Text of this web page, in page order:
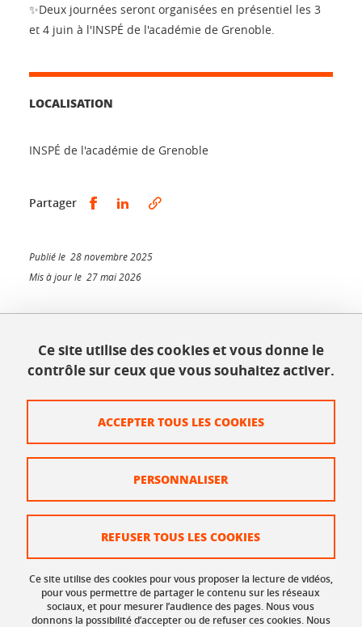
✨Deux journées seront organisées en présentiel les 3
et 4 juin à l'INSPÉ de l'académie de Grenoble.
LOCALISATION
INSPÉ de l'académie de Grenoble
Partager Partager sur Facebook
Partager sur LinkedIn
Publié le 28 novembre 2025
Mis à jour le 27 mai 2026
INSPÉ - Bâtiment Bergès
1025, rue de la piscine
Tél. : 04 56 52 07 00
Plan du site
Données personnelles
Organisation et contacts
Gestion des cookies
Ce site utilise des cookies et vous donne le
contrôle sur ceux que vous souhaitez activer.
Ce site utilise des cookies pour vous proposer la lecture de vidéos,
pour vous permettre de partager le contenu sur les réseaux
sociaux, et pour mesurer l’audience des pages. Nous vous
donnons la possibilité d’accepter ou de refuser ces cookies. Nous
ACCEPTER TOUS LES COOKIES
REFUSER TOUS LES COOKIES
PERSONNALISER